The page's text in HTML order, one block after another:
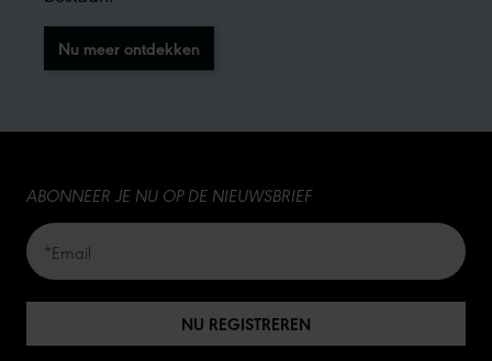
Nu meer ontdekken
ABONNEER JE NU OP DE NIEUWSBRIEF
NU REGISTREREN